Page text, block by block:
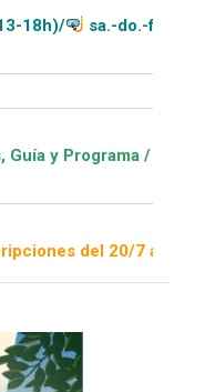
festivos (11-20h)
ver Escuelas Deportivas
al 16/8 / Sorteo 1 de